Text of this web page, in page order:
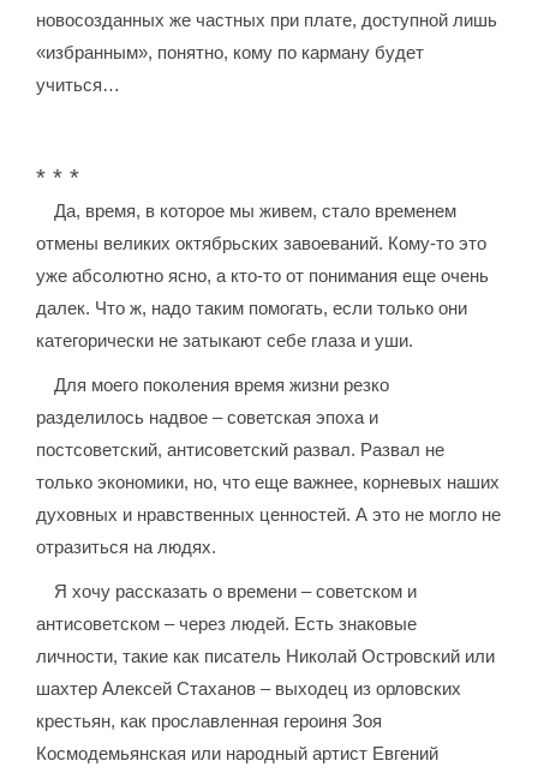
новосозданных же частных при плате, доступной лишь
«избранным», понятно, кому по карману будет
учиться…
* * *
Да, время, в которое мы живем, стало временем
отмены великих октябрьских завоеваний. Кому-то это
уже абсолютно ясно, а кто-то от понимания еще очень
далек. Что ж, надо таким помогать, если только они
категорически не затыкают себе глаза и уши.
Для моего поколения время жизни резко
разделилось надвое – советская эпоха и
постсоветский, антисоветский развал. Развал не
только экономики, но, что еще важнее, корневых наших
духовных и нравственных ценностей. А это не могло не
отразиться на людях.
Я хочу рассказать о времени – советском и
антисоветском – через людей. Есть знаковые
личности, такие как писатель Николай Островский или
шахтер Алексей Стаханов – выходец из орловских
крестьян, как прославленная героиня Зоя
Космодемьянская или народный артист Евгений